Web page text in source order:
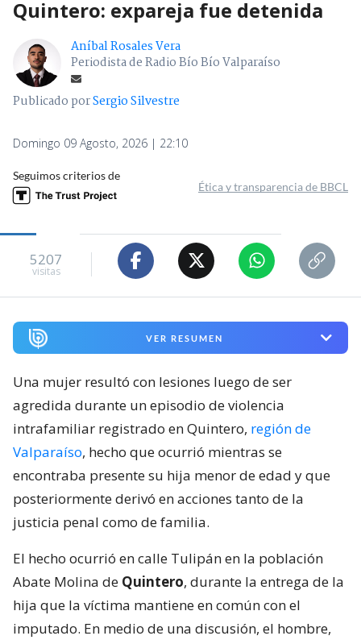
Quintero: expareja fue detenida
Aníbal Rosales Vera
Periodista de Radio Bío Bío Valparaíso
Publicado porSergio Silvestre
Domingo 09 Agosto, 2026 | 22:10
Seguimos criterios de
Ética y transparencia de BBCL
5207
visitas
VER RESUMEN
Una mujer resultó con lesiones luego de ser
agredida durante un episodio de violencia
intrafamiliar registrado en Quintero, región de
Valparaíso, hecho que ocurrió mientras se
encontraba presente su hija menor de edad y que
posteriormente derivó en acciones tanto de la
justicia penal como de familia.
El hecho ocurrió en calle Tulipán en la población
Abate Molina de Quintero, durante la entrega de la
hija que la víctima mantiene en común con el
imputado. En medio de una discusión, el hombre,